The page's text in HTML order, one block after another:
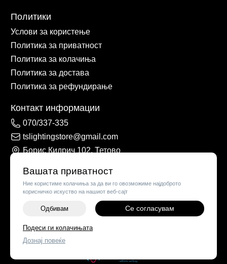
Вашата приватност
Ние користиме колачиња за да ви го овозможиме најдоброто
корисничко искуство на нашиот веб-сајт
Одбивам Се согласувам
Подеси ги колачињата
Дознај повеќе
+
Политики
Услови за користење
Политика за приватност
Политика за колачиња
Политика за достава
Политика за рефундирање
Контакт информации
070/337-335
tslightingstore@gmail.com
Борис Кидрич 102, Тетово
©2026
Поставки за колачиња